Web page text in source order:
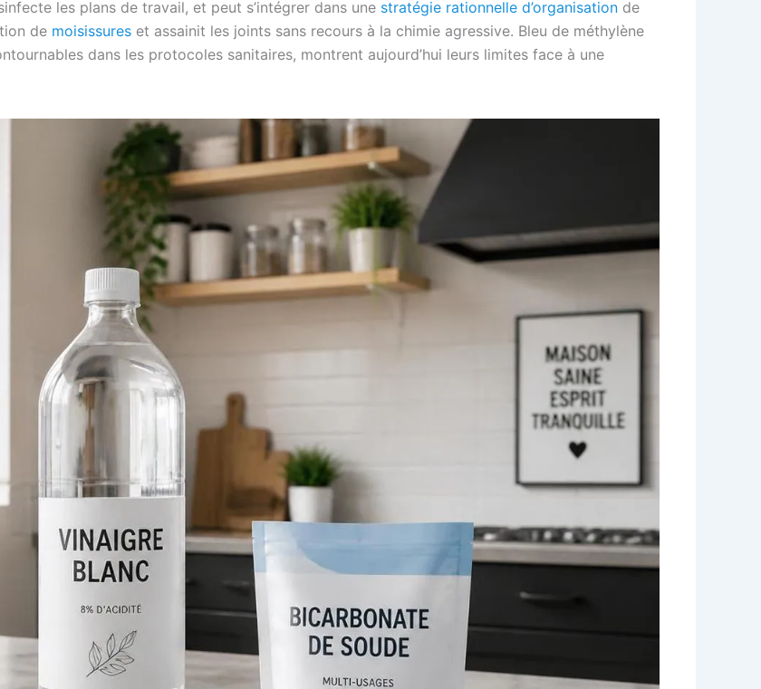
les plans de travail, et peut s’intégrer dans une stratégie rationnelle d’organisation de
de moisissures et assainit les joints sans recours à la chimie agressive. Bleu de méthylène
dans les protocoles sanitaires, montrent aujourd’hui leurs limites face à une